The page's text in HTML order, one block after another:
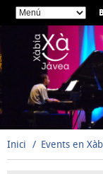
Inici Events en